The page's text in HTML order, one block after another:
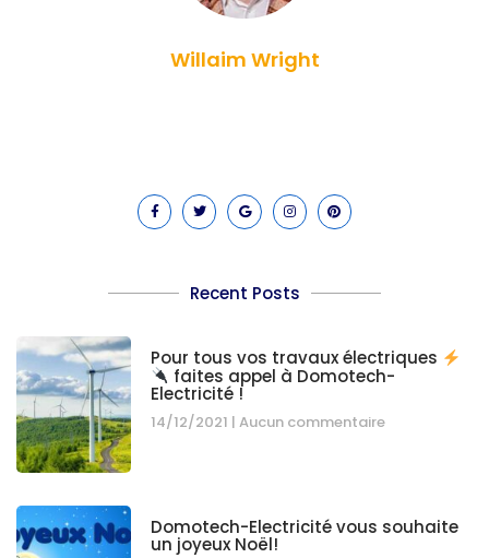
Willaim Wright
Recent Posts
Pour tous vos travaux électriques
faites appel à Domotech-
Electricité !
14/12/2021 Aucun commentaire
Domotech-Electricité vous souhaite
un joyeux Noël!